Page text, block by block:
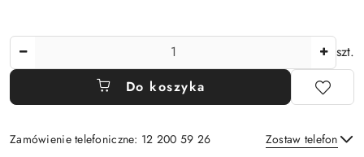
szt.
Do koszyka
Zamówienie telefoniczne: 12 200 59 26 Zostaw telefon